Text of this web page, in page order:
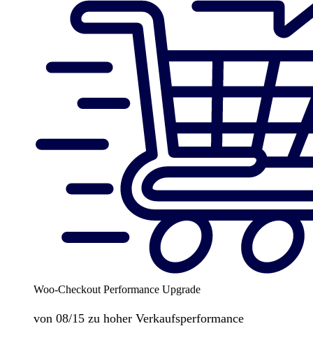
Woo-Checkout Performance Upgrade
von 08/15 zu hoher Verkaufsperformance